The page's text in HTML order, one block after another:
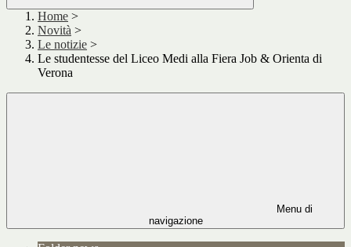
Home >
Novità >
Le notizie >
Le studentesse del Liceo Medi alla Fiera Job & Orienta di
Verona
Menu di
navigazione